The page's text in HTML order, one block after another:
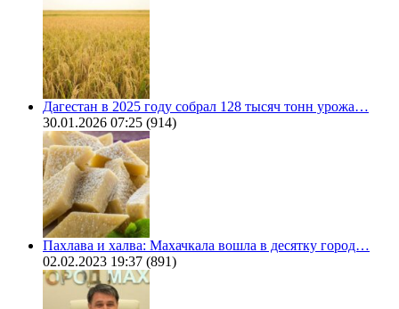
Дагестан в 2025 году собрал 128 тысяч тонн урожа…
30.01.2026 07:25 (914)
Пахлава и халва: Махачкала вошла в десятку город…
02.02.2023 19:37 (891)